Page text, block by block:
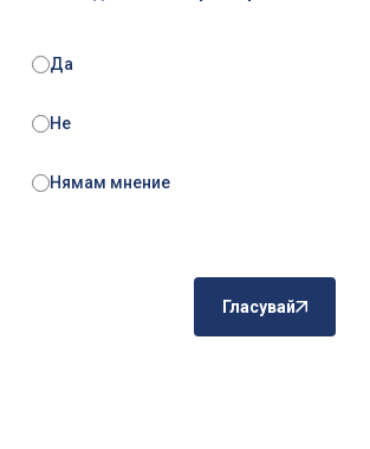
Да
Не
Нямам мнение
Гласувай